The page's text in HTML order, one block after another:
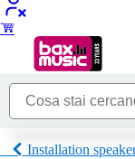
Installation